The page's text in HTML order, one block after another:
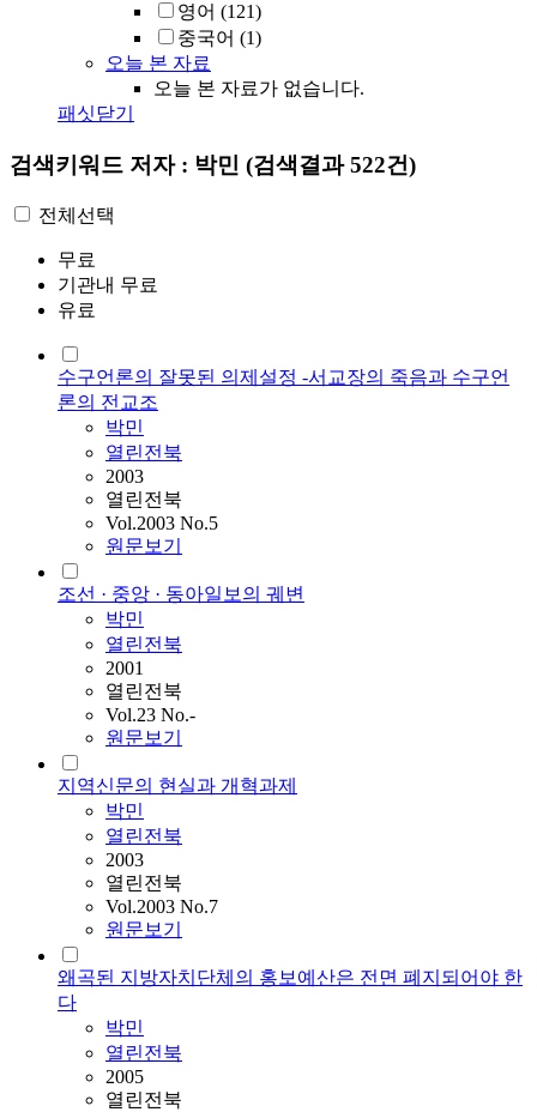
영어 (121)
중국어 (1)
오늘 본 자료
오늘 본 자료가 없습니다.
패싯닫기
검색키워드 저자 : 박민 (검색결과 522건)
전체선택
무료
기관내 무료
유료
수구언론의 잘못된 의제설정 -서교장의 죽음과 수구언
론의 전교조
박민
열린전북
2003
열린전북
Vol.2003 No.5
원문보기
조선 · 중앙 · 동아일보의 궤변
박민
열린전북
2001
열린전북
Vol.23 No.-
원문보기
지역신문의 현실과 개혁과제
박민
열린전북
2003
열린전북
Vol.2003 No.7
원문보기
왜곡된 지방자치단체의 홍보예산은 전면 폐지되어야 한
다
박민
열린전북
2005
열린전북